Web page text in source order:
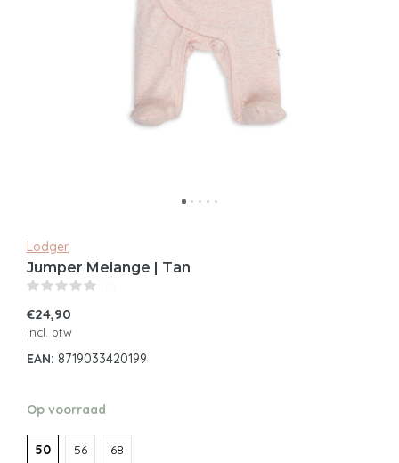
Lodger
Jumper Melange | Tan
€24,90
Incl. btw
EAN: 8719033420199
Op voorraad
50 56 68